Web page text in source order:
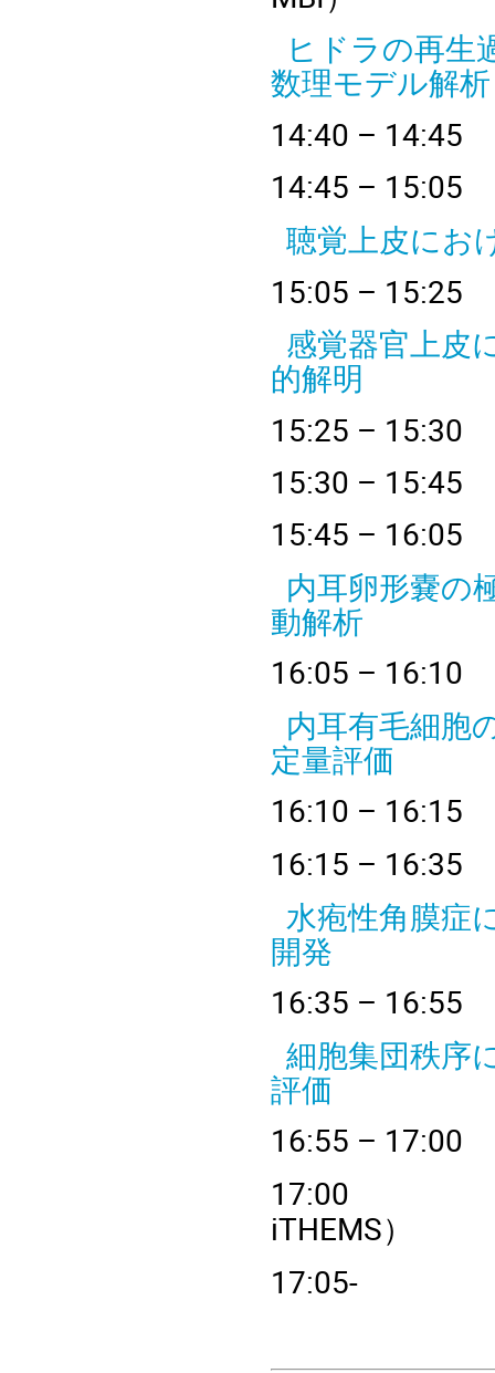
ヒドラの再生
数理モデル解
14:40 –
14:45 –
聴覚上皮にお
15:05 –
感覚器官上皮
的解明
15:25 –
15:30 – 15:45
15:45 –
内耳卵形嚢の
動解析
16:05 –
内耳有毛細胞
定量評価
16:10 –
16:15 –
水疱性角膜症
開発
16:35 –
細胞集団秩序
評価
16:55 –
17
iTHEMS）
17:05-